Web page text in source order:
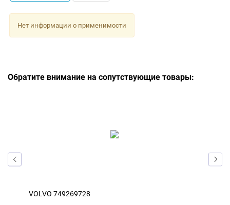
Нет информации о применимости
Обратите внимание на сопутствующие товары:
VOLVO 749269728